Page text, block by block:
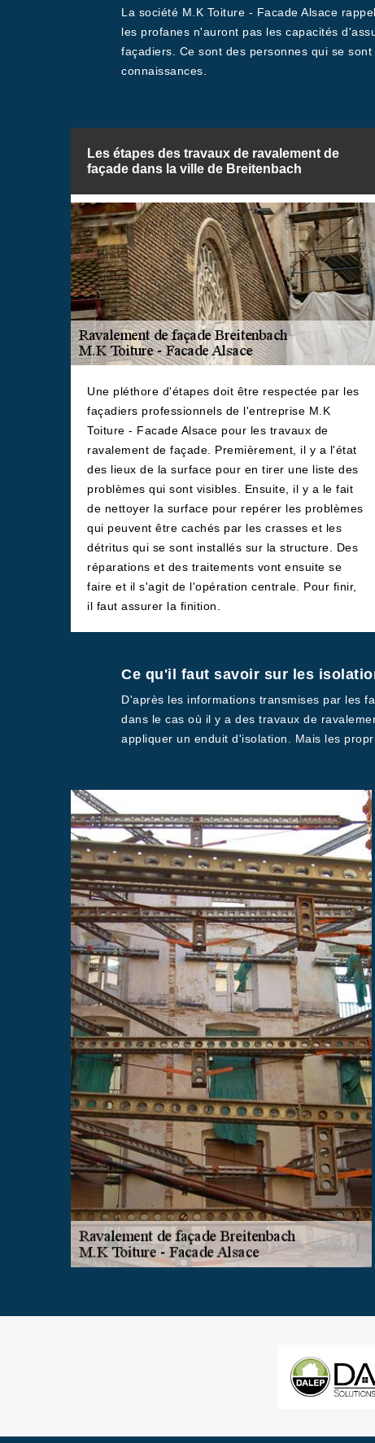
La société M.K Toiture - Facade Alsace
les profanes n'auront pas les capacités
façadiers. Ce sont des personnes qui se
connaissances.
Les étapes des travaux de ravalement de
façade dans la ville de Breitenbach
Une pléthore d'étapes doit être respectée par les
façadiers professionnels de l'entreprise M.K
Toiture - Facade Alsace pour les travaux de
ravalement de façade. Premièrement, il y a l'état
des lieux de la surface pour en tirer une liste des
problèmes qui sont visibles. Ensuite, il y a le fait
de nettoyer la surface pour repérer les problèmes
qui peuvent être cachés par les crasses et les
détritus qui se sont installés sur la structure. Des
réparations et des traitements vont ensuite se
faire et il s'agit de l'opération centrale. Pour finir,
il faut assurer la finition.
Ce qu'il faut savoir sur les
D'après les informations transmises par les
dans le cas où il y a des travaux de
appliquer un enduit d'isolation. Mais les